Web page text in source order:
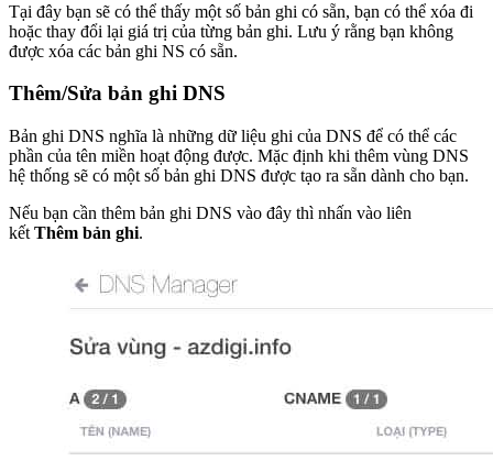
Tại đây bạn sẽ có thể thấy một số bản ghi có sẵn, bạn có thể xóa đi
hoặc thay đổi lại giá trị của từng bản ghi. Lưu ý rằng bạn không
được xóa các bản ghi NS có sẵn.
Thêm/Sửa bản ghi DNS
Bản ghi DNS nghĩa là những dữ liệu ghi của DNS để có thể các
phần của tên miền hoạt động được. Mặc định khi thêm vùng DNS
hệ thống sẽ có một số bản ghi DNS được tạo ra sẵn dành cho bạn.
Nếu bạn cần thêm bản ghi DNS vào đây thì nhấn vào liên
kết Thêm bản ghi.